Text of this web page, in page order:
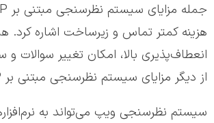
هزینه کمتر تماس و زیرساخت اشاره کرد.
انعطاف‌پذیری بالا، امکان تغییر سوالات
از دیگر مزایای سیستم نظرسنجی مبتنی بر VoIP است.
سیستم نظرسنجی ویپ می‌تواند به